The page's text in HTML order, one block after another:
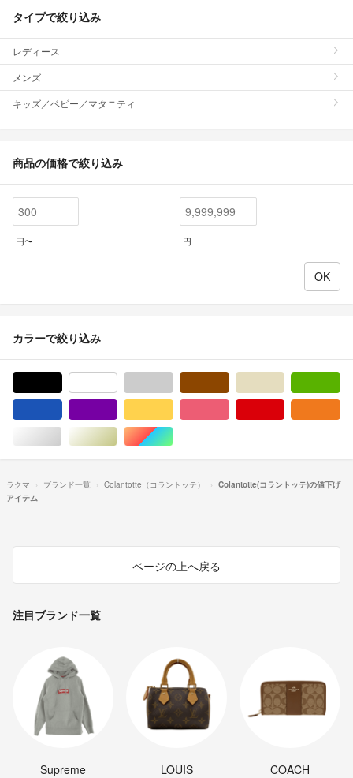
タイプで絞り込み
レディース
メンズ
キッズ／ベビー／マタニティ
商品の価格で絞り込み
円〜 円
カラーで絞り込み
シルバー/銀色系ゴールド/金色系マルチカラー
ラクマ ブランド一覧 Colantotte（コラントッテ）
Colantotte(コラントッテ)の値下げ
アイテム
ページの上へ戻る
注目ブランド一覧
Supreme
LOUIS
COACH